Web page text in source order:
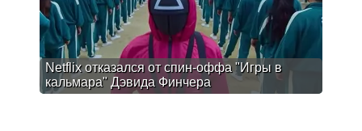
Netflix отказался от спин-оффа "Игры в
кальмара" Дэвида Финчера